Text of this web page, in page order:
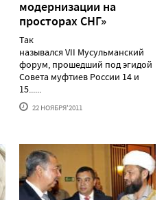
модернизации на
просторах СНГ»
Так
назывался VII Мусульманский
форум, прошедший под эгидой
Совета муфтиев России 14 и
15......
22 НОЯБРЯ'2011